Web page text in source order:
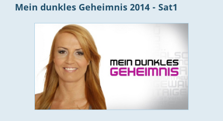
Mein dunkles Geheimnis 2014 - Sat1